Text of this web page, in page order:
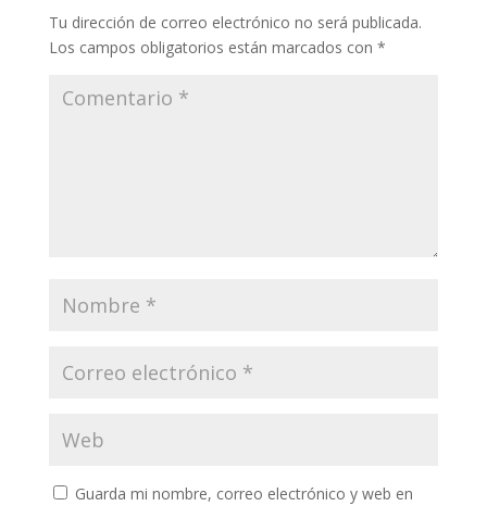
Tu dirección de correo electrónico no será publicada.
Los campos obligatorios están marcados con *
Guarda mi nombre, correo electrónico y web en